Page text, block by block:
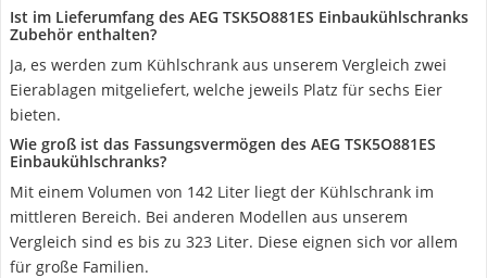
Ist im Lieferumfang des AEG TSK5O881ES Einbaukühlschranks
Zubehör enthalten?
Ja, es werden zum Kühlschrank aus unserem Vergleich zwei
Eierablagen mitgeliefert, welche jeweils Platz für sechs Eier
bieten.
Wie groß ist das Fassungsvermögen des AEG TSK5O881ES
Einbaukühlschranks?
Mit einem Volumen von 142 Liter liegt der Kühlschrank im
mittleren Bereich. Bei anderen Modellen aus unserem
Vergleich sind es bis zu 323 Liter. Diese eignen sich vor allem
für große Familien.